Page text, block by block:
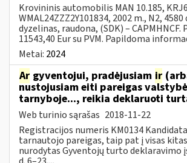
Krovininis automobilis MAN 10.185,
WMAL24ZZZ2Y101834, 2002 m., N2, 4580
dyzelinas, raudona, (SDK) – CAPMHNCF.
11543,40 Eur su PVM. Papildoma
Metai: 2024
Ar gyventojui, pradėjusiam ir
nustojusiam eiti pareigas
tarnyboje..., reikia deklaruoti
Web turinio sąrašas 2018-11-22
Registracijos numeris KM0134
tarnautojo pareigas, taip pat į visas
nurodytas Gyventojų turto deklaravimo